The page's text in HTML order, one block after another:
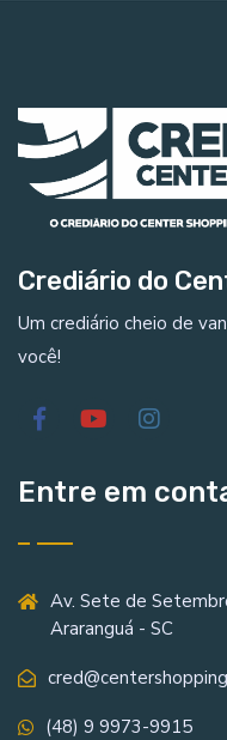
Crediário do
Um crediário cheio de
você!
Entre em
Av. Sete de
Araranguá - SC
(48) 9 9973-9915